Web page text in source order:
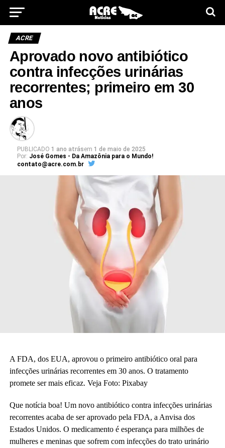
ACRE
Aprovado novo antibiótico
contra infecções urinárias
recorrentes; primeiro em 30
anos
PUBLICADO 1 ano atrásem 1 de maio de 2025
Por: José Gomes - Da Amazônia para o Mundo!
contato@acre.com.br
A FDA, dos EUA, aprovou o primeiro antibiótico oral para
infecções urinárias recorrentes em 30 anos. O tratamento
promete ser mais eficaz. Veja Foto: Pixabay
Que notícia boa! Um novo antibiótico contra infecções urinárias
recorrentes acaba de ser aprovado pela FDA, a Anvisa dos
Estados Unidos. O medicamento é esperança para milhões de
mulheres e meninas que sofrem com infecções do trato urinário